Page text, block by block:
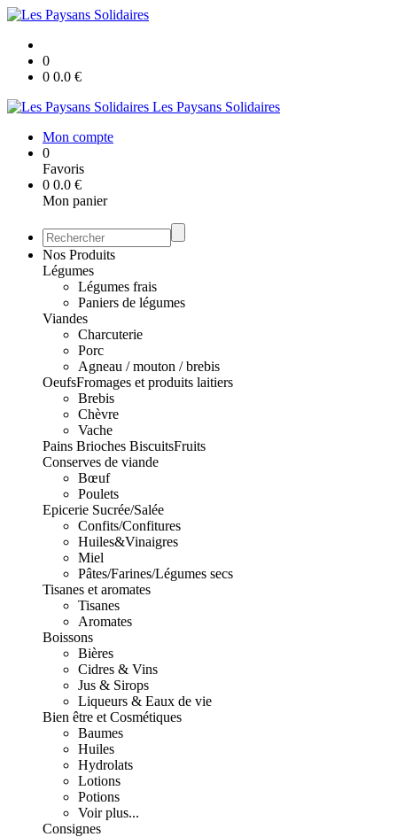
0
0 0.0 €
Les Paysans Solidaires
Mon compte
0
Favoris
0 0.0 €
Mon panier
Nos Produits
Légumes
Légumes frais
Paniers de légumes
Viandes
Charcuterie
Porc
Agneau / mouton / brebis
OeufsFromages et produits laitiers
Brebis
Chèvre
Vache
Pains Brioches BiscuitsFruits
Conserves de viande
Bœuf
Poulets
Epicerie Sucrée/Salée
Confits/Confitures
Huiles&Vinaigres
Miel
Pâtes/Farines/Légumes secs
Tisanes et aromates
Tisanes
Aromates
Boissons
Bières
Cidres & Vins
Jus & Sirops
Liqueurs & Eaux de vie
Bien être et Cosmétiques
Baumes
Huiles
Hydrolats
Lotions
Potions
Voir plus...
Consignes